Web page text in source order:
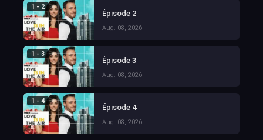
1 - 2
Épisode 2
Aug. 08, 2026
1 - 3
Épisode 3
Aug. 08, 2026
1 - 4
Épisode 4
Aug. 08, 2026